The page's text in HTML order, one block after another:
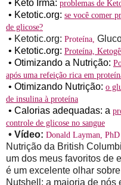
• Keto Irmã: problemas de
• Ketotic.org: se você comer
de glicose?
• Ketotic.org: Proteína,
• Ketotic.org: Proteína,
• Otimizando a Nutrição:
após uma refeição rica em
• Otimizando Nutrição: o
de insulina à proteína
• Calorias adequadas: a
controle de glicose no sangue
• Vídeo: Donald Layman,
Nutrição da British
um dos meus favoritos de
é um excelente olhar
Nutshell: a maioria de nós